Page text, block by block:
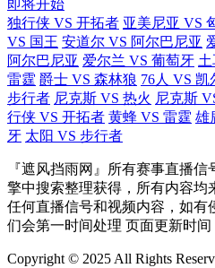
即将开始
独行侠 VS 开拓者 亚美尼亚 VS
VS 国王 安道尔 VS 阿尔巴尼亚
阿尔巴尼亚 爱尔兰 VS 葡萄牙
雷霆 爵士 VS 森林狼 76人 VS 凯
步行者 尼克斯 VS 热火 尼克斯
行侠 VS 开拓者 黄蜂 VS 雷霆 雄
牙 太阳 VS 步行者
『遮风挡雨网』所有赛事直播信
擎中搜索整理获得，所有内容均
任何直播信号和视频内容，如有
们会第一时间处理 页面更新时间
Copyright © 2025 All Rights